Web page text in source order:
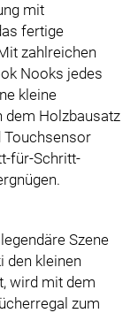
PRODUCTS
mit
fertige
zahlreichen
Nooks jedes
kleine
dem Holzbausatz
Touchsensor
für-Schritt-
Szene
den kleinen
wird mit dem
zum